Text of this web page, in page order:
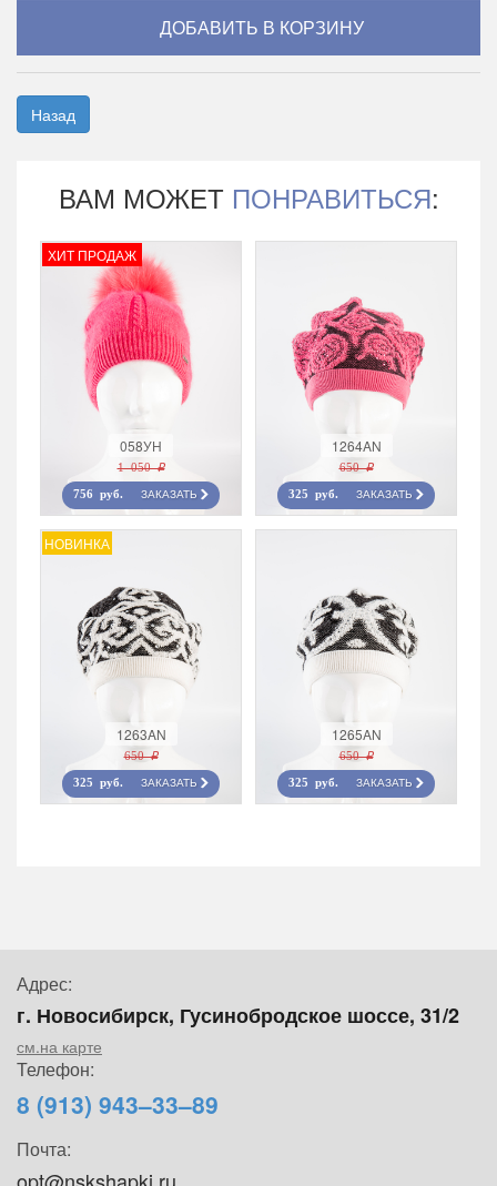
Назад
ВАМ МОЖЕТ ПОНРАВИТЬСЯ:
ХИТ ПРОДАЖ
058УН
1 050 r
756 руб. ЗАКАЗАТЬ
1264AN
650 r
325 руб. ЗАКАЗАТЬ
НОВИНКА
1263AN
650 r
325 руб. ЗАКАЗАТЬ
1265AN
650 r
325 руб. ЗАКАЗАТЬ
Адрес:
г. Новосибирск, Гусинобродское шоссе, 31/2
см.на карте
Телефон:
8 (913) 943–33–89
Почта: